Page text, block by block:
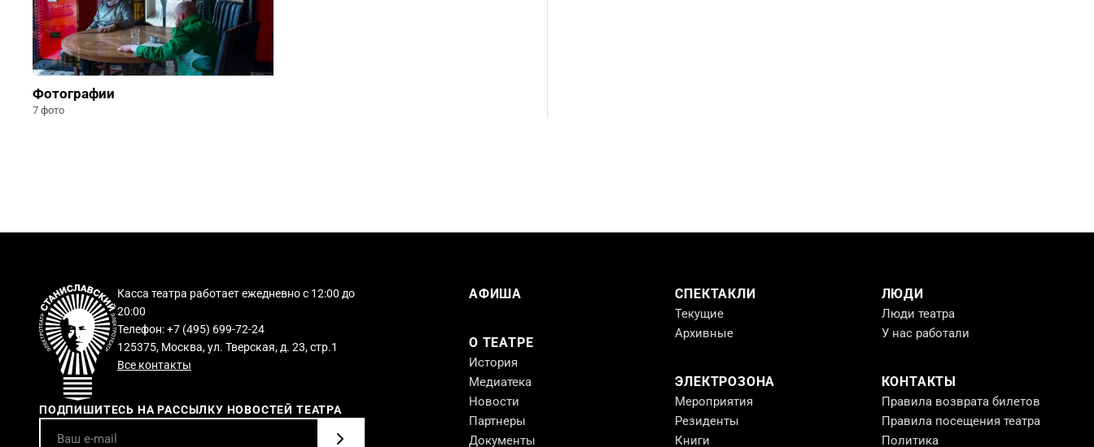
Фотографии
7 фото
Касса театра работает ежедневно с 12:00 до
20:00
Телефон: +7 (495) 699-72-24
125375, Москва, ул. Тверская, д. 23, стр.1
Все контакты
ПОДПИШИТЕСЬ НА РАССЫЛКУ НОВОСТЕЙ ТЕАТРА
АФИША
О ТЕАТРЕ
История
Медиатека
Новости
Партнеры
Документы
СПЕКТАКЛИ
Текущие
Архивные
ЭЛЕКТРОЗОНА
Мероприятия
Резиденты
Книги
ЛЮДИ
Люди театра
У нас работали
КОНТАКТЫ
Правила возврата билетов
Правила посещения театра
Политика